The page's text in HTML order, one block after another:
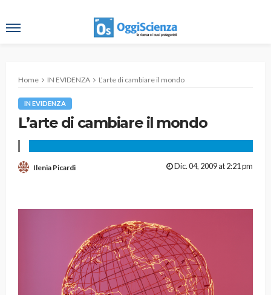
Home IN EVIDENZA L’arte di cambiare il mondo
IN EVIDENZA
L’arte di cambiare il mondo
Ilenia Picardi Dic. 04, 2009 at 2:21 pm